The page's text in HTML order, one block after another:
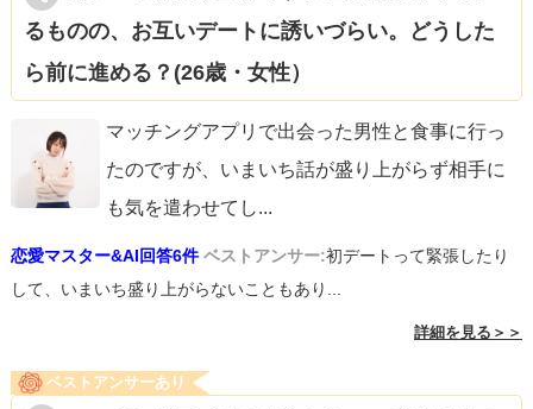
るものの、お互いデートに誘いづらい。どうした
ら前に進める？(26歳・女性）
マッチングアプリで出会った男性と食事に行っ
たのですが、いまいち話が盛り上がらず相手に
も気を遣わせてし...
恋愛マスター&AI回答6件 ベストアンサー:初デートって緊張したり
して、いまいち盛り上がらないこともあり...
詳細を見る＞＞
ベストアンサーあり